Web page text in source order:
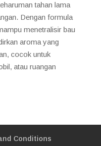
tahan lama
Dengan formula
menetralisir bau
aroma yang
cocok untuk
atau ruangan
Conditions